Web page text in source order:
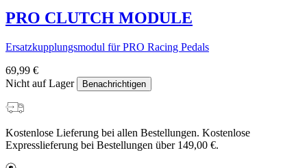
PRO CLUTCH MODULE
Ersatzkupplungsmodul für PRO Racing Pedals
69,99 €
Nicht auf Lager
Benachrichtigen
Kostenlose Lieferung bei allen Bestellungen. Kostenlose
Expresslieferung bei Bestellungen über 149,00 €.